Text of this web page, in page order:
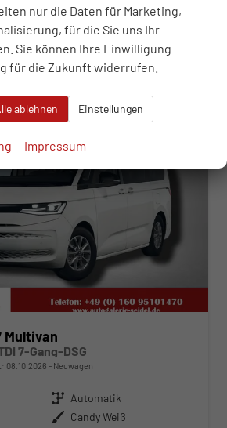
6,50 l/100km
170,00 g/km
Multivan
7-Gang-DSG
08.10.2026 Neuwagen
Getriebe Automatik
Außenfarbe Candy Weiß
nur die Daten für Marketing,
für die Sie uns Ihr
Sie können Ihre Einwilligung
für die Zukunft widerrufen.
ablehnen Einstellungen
Impressum